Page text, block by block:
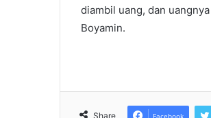
diambil uang, dan
Boyamin.
Share